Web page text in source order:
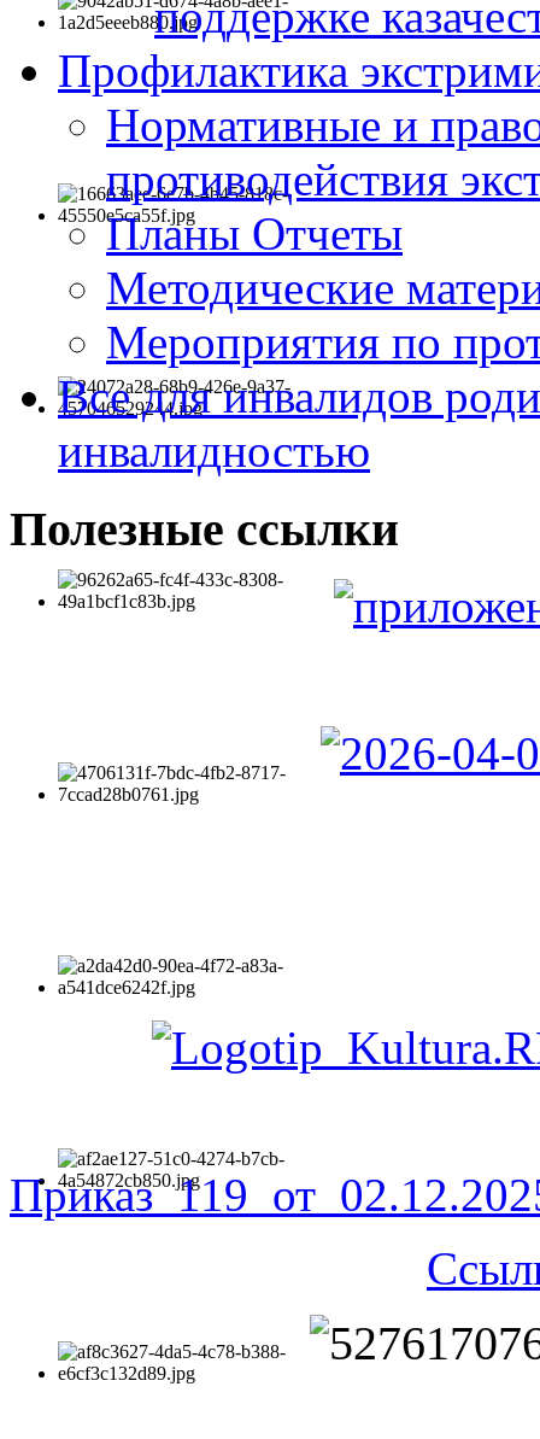
поддержке
Профилактика
Нормативные и
противодействия
Планы Отчеты
Методические
Мероприятия по
Все для инвалидов
инвалидностью
Полезные ссылки